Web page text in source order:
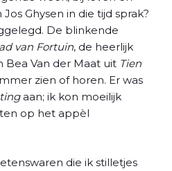
Ghysen in die tijd sprak?
De blinkende
van Fortuin, de heerlijk
Bea Van der Maat uit Tien
zien of horen. Er was
aan; ik kon moeilijk
op het appèl
die ik stilletjes